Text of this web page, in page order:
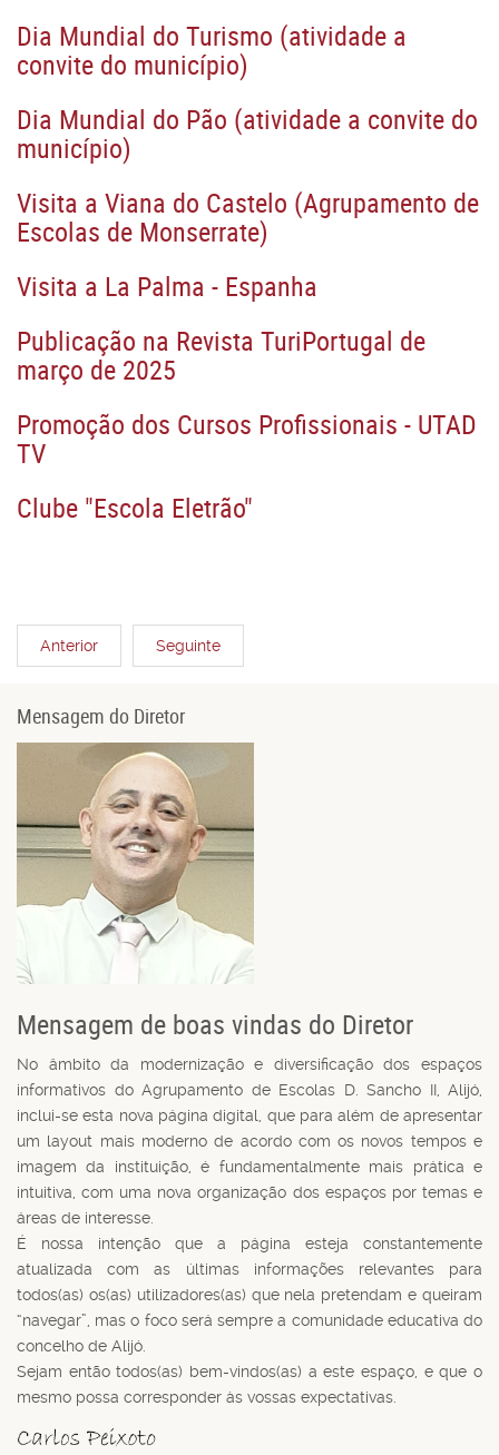
Dia Mundial do Turismo (atividade a
convite do município)
Dia Mundial do Pão (atividade a convite do
município)
Visita a Viana do Castelo (Agrupamento de
Escolas de Monserrate)
Visita a La Palma - Espanha
Publicação na Revista TuriPortugal de
março de 2025
Promoção dos Cursos Profissionais - UTAD
TV
Clube "Escola Eletrão"
Anterior Seguinte
Mensagem do Diretor
Mensagem de boas vindas do Diretor
No âmbito da modernização e diversificação dos espaços
informativos do Agrupamento de Escolas D. Sancho II, Alijó,
inclui-se esta nova página digital, que para além de apresentar
um layout mais moderno de acordo com os novos tempos e
imagem da instituição, é fundamentalmente mais prática e
intuitiva, com uma nova organização dos espaços por temas e
áreas de interesse.
É nossa intenção que a página esteja constantemente
atualizada com as últimas informações relevantes para
todos(as) os(as) utilizadores(as) que nela pretendam e queiram
“navegar”, mas o foco será sempre a comunidade educativa do
concelho de Alijó.
Sejam então todos(as) bem-vindos(as) a este espaço, e que o
mesmo possa corresponder às vossas expectativas.